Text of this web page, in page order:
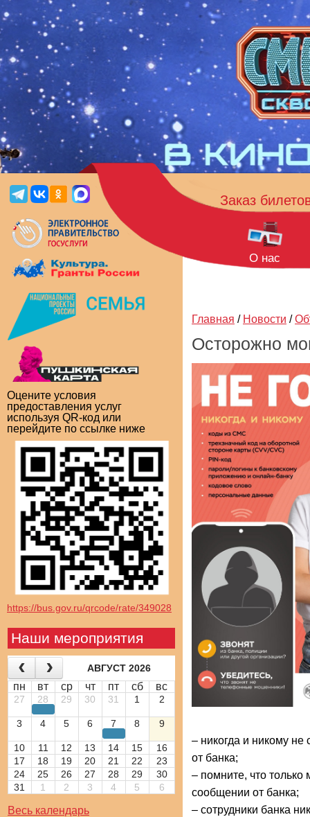
Оцените условия
предоставления услуг
используя QR-код или
перейдите по ссылке ниже
https://bus.gov.ru/qrcode/rate/349028
Наши мероприятия
АВГУСТ 2026
пн вт ср чт пт сб вс
27 28 29 30 31 1 2
3 4 5 6 7 8 9
10 11 12 13 14 15
16
17
18 19 20 21 22
23
24
25 26 27 28 29
30
31
1 2 3 4 5 6
Весь календарь
Заказ
О нас
Главная / Новости /
Осторожно
– никогда и никому
от банка;
– помните, что
сообщении от банка;
– сотрудники банка